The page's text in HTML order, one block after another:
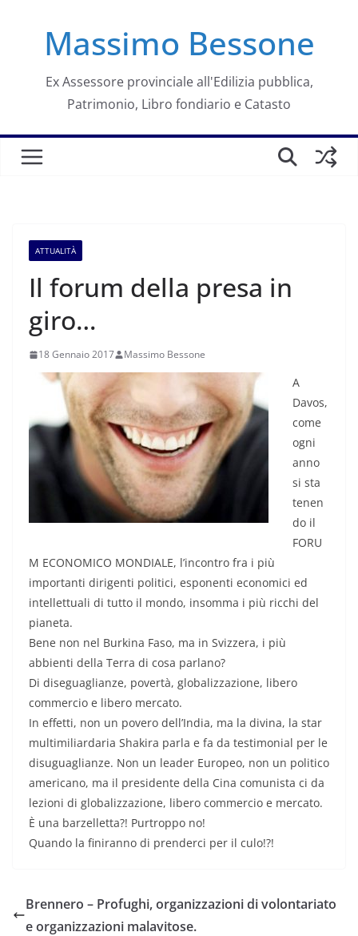
contenutoMassimo Bessone
Ex Assessore provinciale all'Edilizia pubblica,
Patrimonio, Libro fondiario e Catasto
ATTUALITÀ
Il forum della presa in
giro…
18 Gennaio 2017 Massimo Bessone
A
Davos,
come
ogni
anno
si sta
tenen
do il
FORU
M ECONOMICO MONDIALE, l’incontro fra i più
importanti dirigenti politici, esponenti economici ed
intellettuali di tutto il mondo, insomma i più ricchi del
pianeta.
Bene non nel Burkina Faso, ma in Svizzera, i più
abbienti della Terra di cosa parlano?
Di diseguaglianze, povertà, globalizzazione, libero
commercio e libero mercato.
In effetti, non un povero dell’India, ma la divina, la star
multimiliardaria Shakira parla e fa da testimonial per le
disuguaglianze. Non un leader Europeo, non un politico
americano, ma il presidente della Cina comunista ci da
lezioni di globalizzazione, libero commercio e mercato.
È una barzelletta?! Purtroppo no!
Quando la finiranno di prenderci per il culo!?!
Brennero – Profughi, organizzazioni di volontariato
e organizzazioni malavitose.